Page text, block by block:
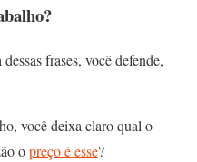
frases, você defende,
você deixa claro qual o
opreço é esse?